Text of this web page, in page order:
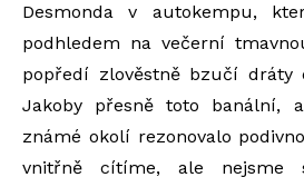
Desmonda v autokempu,
podhledem na večerní
popředí zlověstně bzučí dráty
Jakoby přesně toto banální,
známé okolí rezonovalo
vnitřně cítíme, ale nejsme